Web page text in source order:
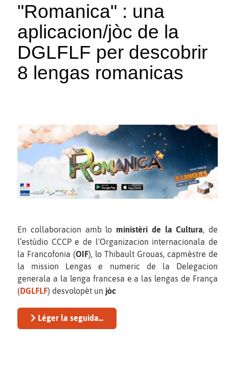
"Romanica" : una
aplicacion/jòc de la
DGLFLF per descobrir
8 lengas romanicas
En collaboracion amb lo ministèri de la Cultura, de
l’estúdio CCCP e de l'Organizacion internacionala de
la Francofonia (OIF), lo Thibault Grouas, capmèstre de
la mission Lengas e numeric de la Delegacion
generala a la lenga francesa e a las lengas de França
(DGLFLF) desvolopèt un jòc
Léger la seguida...